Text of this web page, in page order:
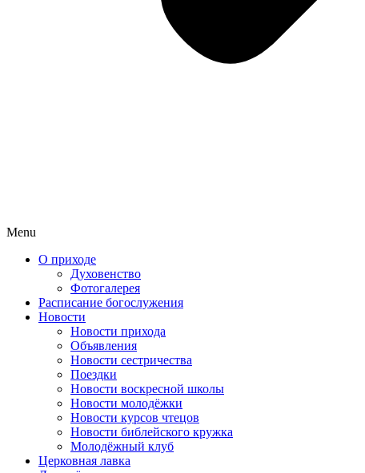
Menu
О приходе
Духовенство
Фотогалерея
Расписание богослужения
Новости
Новости прихода
Объявления
Новости сестричества
Поездки
Новости воскресной школы
Новости молодёжки
Новости курсов чтецов
Новости библейского кружка
Молодёжный клуб
Церковная лавка